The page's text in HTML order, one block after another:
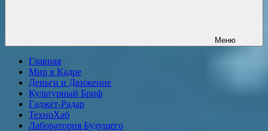
Меню
Главная
Мир в Кадре
Деньги и Движение
Культурный Бриф
Гаджет-Радар
ТехноХаб
Лаборатория Будущего